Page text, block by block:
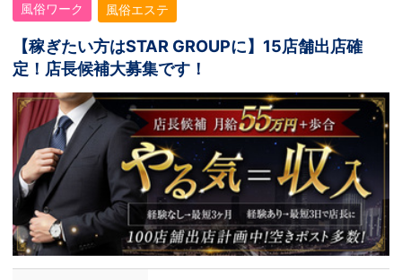
風俗ワーク 風俗エステ
【稼ぎたい方はSTAR GROUPに】15店舗出店確
定！店長候補大募集です！